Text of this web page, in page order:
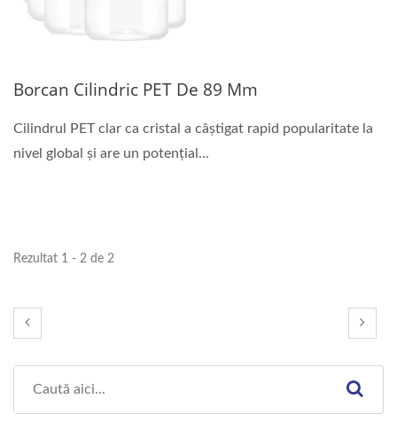
Borcan Cilindric PET De 89 Mm
Cilindrul PET clar ca cristal a câștigat rapid popularitate la
nivel global și are un potențial...
Rezultat 1 - 2 de 2